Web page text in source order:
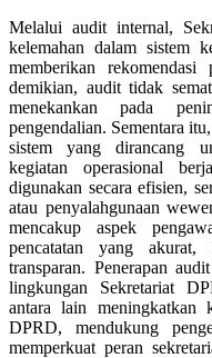
Melalui audit internal,
kelemahan dalam sistem
memberikan
demikian, audit tidak
menekankan pada
pengendalian. Sementara
sistem yang dirancang
kegiatan operasional
digunakan secara efisien,
atau penyalahgunaan
mencakup aspek
pencatatan yang akurat,
transparan. Penerapan
lingkungan Sekretariat
antara lain meningkatkan
DPRD, mendukung
memperkuat peran